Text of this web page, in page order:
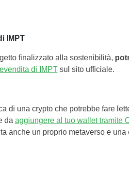
IMPT
finalizzato alla sostenibilità,
di IMPTsul sito ufficiale.
di una crypto che potrebbe fare
da aggiungere al tuo wallet tramite
anche un proprio metaverso e una